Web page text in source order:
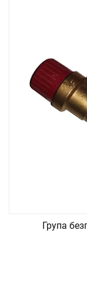
Група